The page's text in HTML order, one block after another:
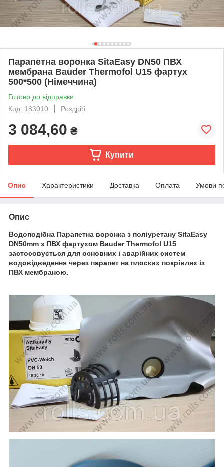
Парапетна воронка SitaEasy DN50 ПВХ
мембрана Bauder Thermofol U15 фартух
500*500 (Німеччина)
Готово до відправки
Код: 183010
Роздріб
3 084,60 ₴
Купити
Опис Характеристики Доставка Оплата Умови
Опис
Водоподібна Парапетна воронка з поліуретану SitaEasy
DN50mm з ПВХ фартухом Bauder Thermofol U15
застосовується для основних і аварійних систем
водовідведення через парапет на плоских покрівлях із
ПВХ мембраною.